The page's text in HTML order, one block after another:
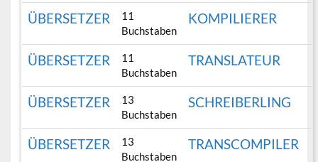
ÜBERSETZER
11
Buchstaben
KOMPILIERER
ÜBERSETZER
11
Buchstaben
TRANSLATEUR
ÜBERSETZER
13
Buchstaben
SCHREIBERLING
ÜBERSETZER
13
Buchstaben
TRANSCOMPILER